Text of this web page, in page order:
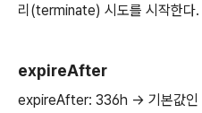
리(terminate) 시도를 시작한다.
expireAfter
expireAfter: 336h -> 기본값인